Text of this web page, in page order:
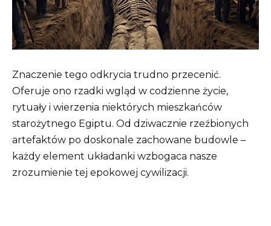
Znaczenie tego odkrycia trudno przecenić.
Oferuje ono rzadki wgląd w codzienne życie,
rytuały i wierzenia niektórych mieszkańców
starożytnego Egiptu. Od dziwacznie rzeźbionych
artefaktów po doskonale zachowane budowle –
każdy element układanki wzbogaca nasze
zrozumienie tej epokowej cywilizacji.